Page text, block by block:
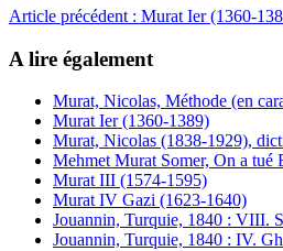
Article précédent : Murat Ier (1360-
A lire également
Murat, Nicolas, Méthode (en
Murat Ier (1360-1389)
Murat, Nicolas (1838-1929),
Mehmet Murat Somer, On a tué
Murat III (1574-1595)
Murat IV Gazi (1623-1640)
Jouannin, Turquie, 1840 : VIII.
Jouannin, Turquie, 1840 : IV.